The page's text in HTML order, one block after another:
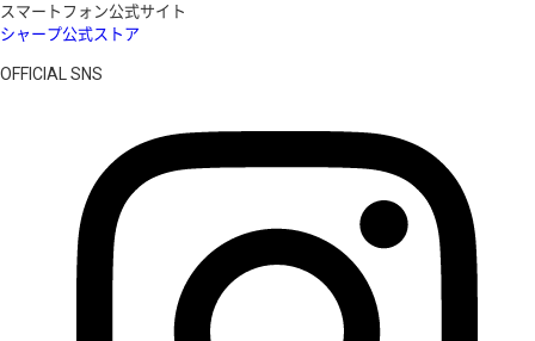
スマートフォン公式サイト
シャープ公式ストア
OFFICIAL SNS